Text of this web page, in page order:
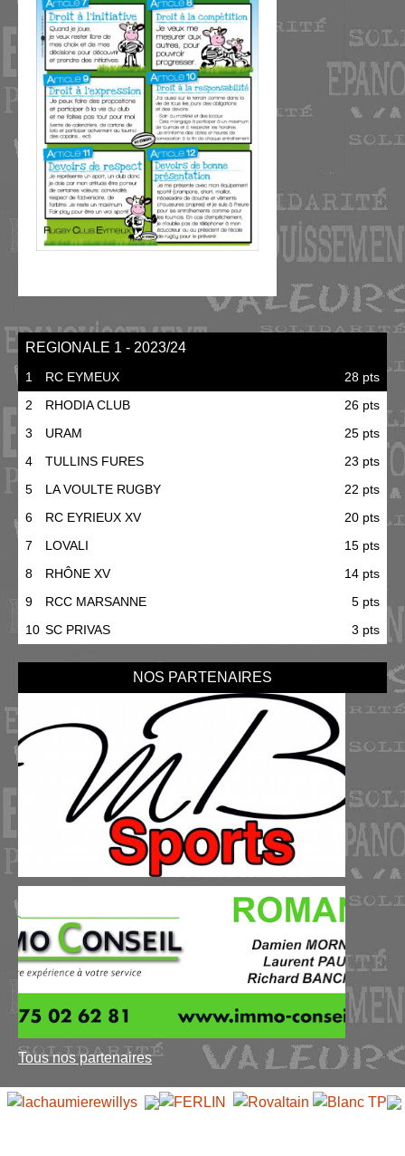
REGIONALE 1 - 2023/24
1 RC EYMEUX
28 pts
2
RHODIA CLUB
26 pts
3
URAM
25 pts
4
TULLINS FURES
23 pts
5
LA VOULTE RUGBY
22 pts
6
RC EYRIEUX XV
20 pts
7
LOVALI
15 pts
8
RHÔNE XV
14 pts
9
RCC MARSANNE
5 pts
10 SC PRIVAS 3 pts
NOS PARTENAIRES
Tous nos partenaires